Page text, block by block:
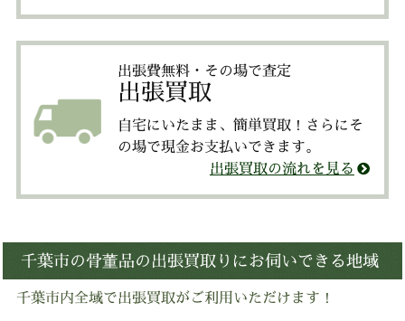
出張費無料・その場で査定
出張買取
自宅にいたまま、簡単買取！さらにそ
の場で現金お支払いできます。
出張買取の流れを見る
千葉市の骨董品の出張買取りにお伺いできる地域
千葉市内全域で出張買取がご利用いただけます！